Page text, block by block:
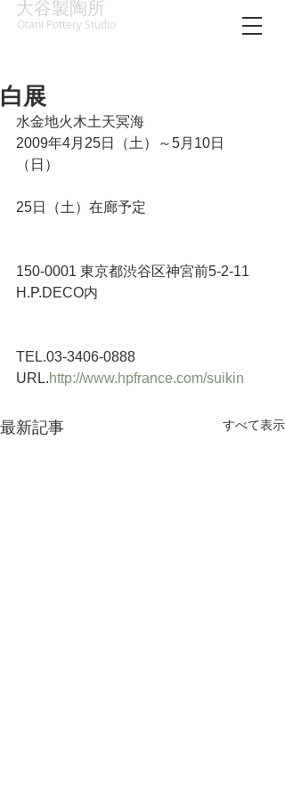
大谷製陶所
Otani Pottery Studio
白展
水金地火木土天冥海
2009年4月25日（土）～5月10日
（日）
25日（土）在廊予定
150-0001 東京都渋谷区神宮前5-2-11
H.P.DECO内
TEL.03-3406-0888
URL.http://www.hpfrance.com/suikin
最新記事 すべて表示